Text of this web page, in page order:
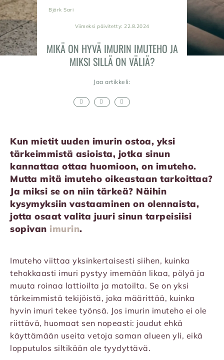
Björk Sari
Viimeksi päivitetty: 22.8.2024
MIKÄ ON HYVÄ IMURIN IMUTEHO JA
MIKSI SILLÄ ON VÄLIÄ?
Jaa artikkeli:
Kun mietit uuden imurin ostoa, yksi
tärkeimmistä asioista, jotka sinun
kannattaa ottaa huomioon, on imuteho.
Mutta mitä imuteho oikeastaan tarkoittaa?
Ja miksi se on niin tärkeä? Näihin
kysymyksiin vastaaminen on olennaista,
jotta osaat valita juuri sinun tarpeisiisi
sopivan imurin.
Imuteho viittaa yksinkertaisesti siihen, kuinka
tehokkaasti imuri pystyy imemään likaa, pölyä ja
muuta roinaa lattioilta ja matoilta. Se on yksi
tärkeimmistä tekijöistä, joka määrittää, kuinka
hyvin imuri tekee työnsä. Jos imurin imuteho ei ole
riittävä, huomaat sen nopeasti: joudut ehkä
käyttämään useita vetoja saman alueen yli, eikä
lopputulos siltikään ole tyydyttävä.